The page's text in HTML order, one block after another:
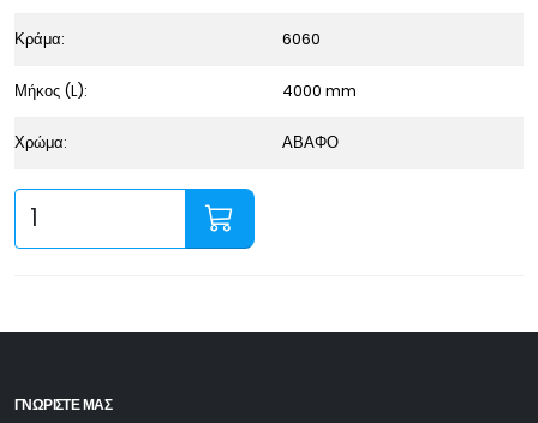
Κράμα: 6060
Μήκος (L): 4000 mm
Χρώμα: ΑΒΑΦΟ
ΓΝΩΡΙΣΤΕ ΜΑΣ